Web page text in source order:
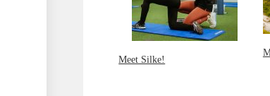
Meet Silke!